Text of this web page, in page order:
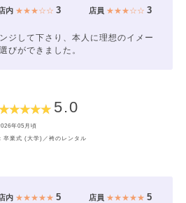
内★★★☆☆ 3 店員 ★★★☆☆3
ジして下さり、本人に理想のイメー
びができました。
5.0
年05月頃
卒業式 (大学)／袴のレンタル
内★★★★★ 5 店員 ★★★★★5